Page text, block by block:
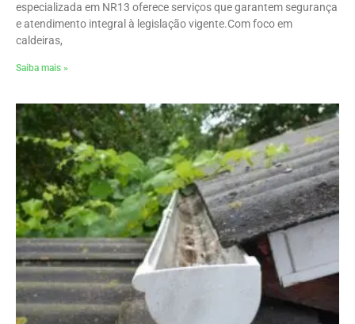
especializada em NR13 oferece serviços que garantem segurança
e atendimento integral à legislação vigente.Com foco em
caldeiras,
Saiba mais »